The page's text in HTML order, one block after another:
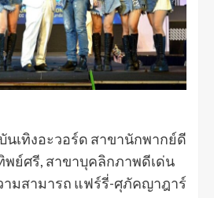
นเทิงอะวอร์ด สาขานักพากย์ดี
พย์ศรี, สาขาบุคลิกภาพดีเด่น
มสามารถ แฟร์รี่-ศุภัคญาฎาร์